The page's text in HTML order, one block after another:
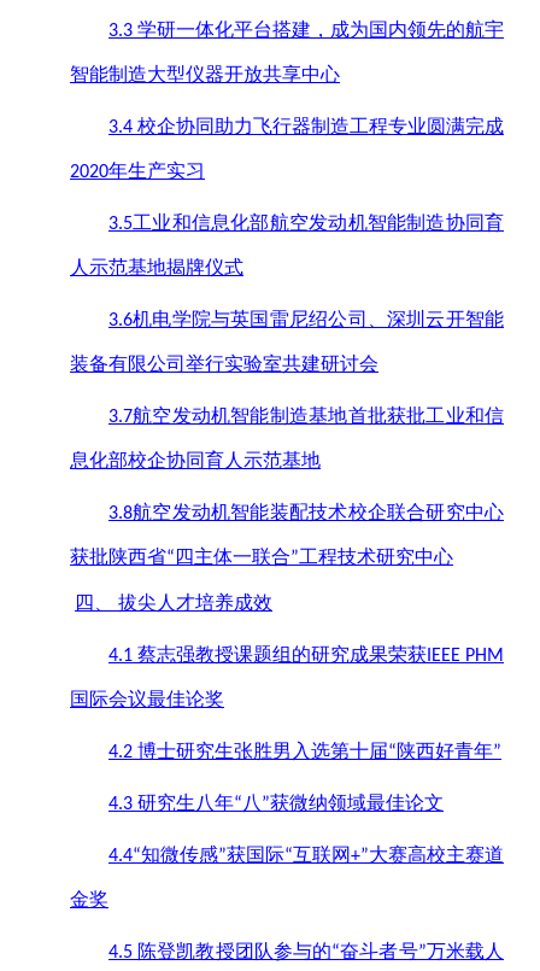
3.3 学研一体化平台搭建，成为国内领先的航宇
智能制造大型仪器开放共享中心
3.4 校企协同助力飞行器制造工程专业圆满完成
2020年生产实习
3.5工业和信息化部航空发动机智能制造协同育
人示范基地揭牌仪式
3.6机电学院与英国雷尼绍公司、深圳云开智能
装备有限公司举行实验室共建研讨会
3.7航空发动机智能制造基地首批获批工业和信
息化部校企协同育人示范基地
3.8航空发动机智能装配技术校企联合研究中心
获批陕西省“ 四主体一联合”工程技术研究中心
四、 拔尖人才培养成效
4.1 蔡志强教授课题组的研究成果荣获 IEEE PHM
国际会议最佳论奖
4.2 博士研究生张胜男入选第十届“陕西好青年”
4.3 研究生八年“八 ”获微纳领域最佳论文
4.4“知微传感”获国际“互联网+”大赛高校主赛道
金奖
4.5 陈登凯教授团队参与的“奋斗者号”万米载人